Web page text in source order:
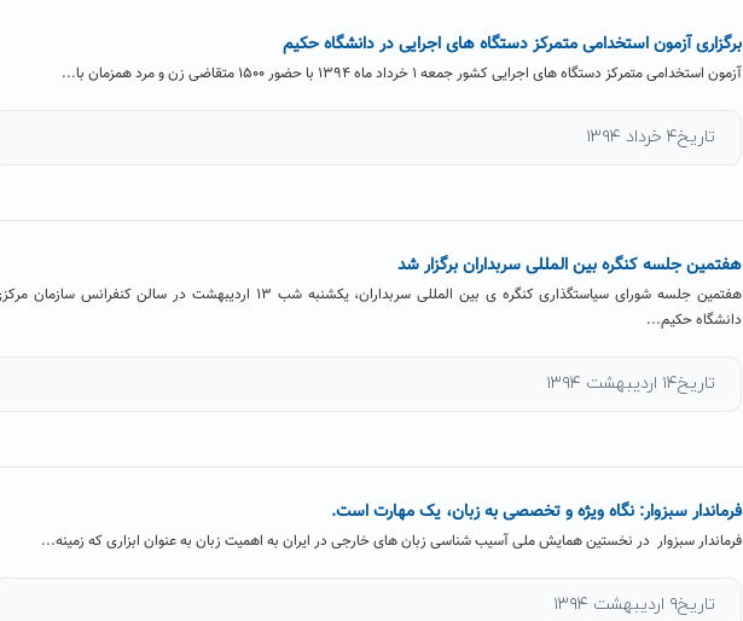
برگزاری آزمون استخدامی متمرکز دستگاه های اجرایی در دانشگاه حکیم
آزمون استخدامی متمرکز دستگاه های اجرایی کشور جمعه ۱ خرداد ماه ۱۳۹۴ با حضور ۱۵۰۰ متقاضی زن و مرد همزمان با...
تاریخ۴ خرداد ۱۳۹۴
هفتمین جلسه کنگره بین المللی سربداران برگزار شد
هفتمین جلسه شورای سیاستگذاری کنگره ی بین المللی سربداران، یکشنبه شب ۱۳ اردیبهشت در سالن کنفرانس سازمان
دانشگاه حکیم...
تاریخ۱۴ اردیبهشت ۱۳۹۴
فرماندار سبزوار: نگاه ویژه و تخصصی به زبان، یک مهارت است.
فرماندار سبزوار در نخستین همایش ملی آسیب شناسی زبان های خارجی در ایران به اهمیت زبان به عنوان ابزاری که زمینه...
تاریخ۹ اردیبهشت ۱۳۹۴